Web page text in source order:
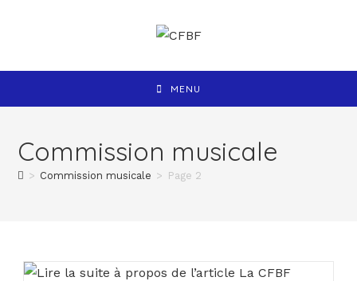
MENU
Commission musicale
> Commission musicale > Page 2